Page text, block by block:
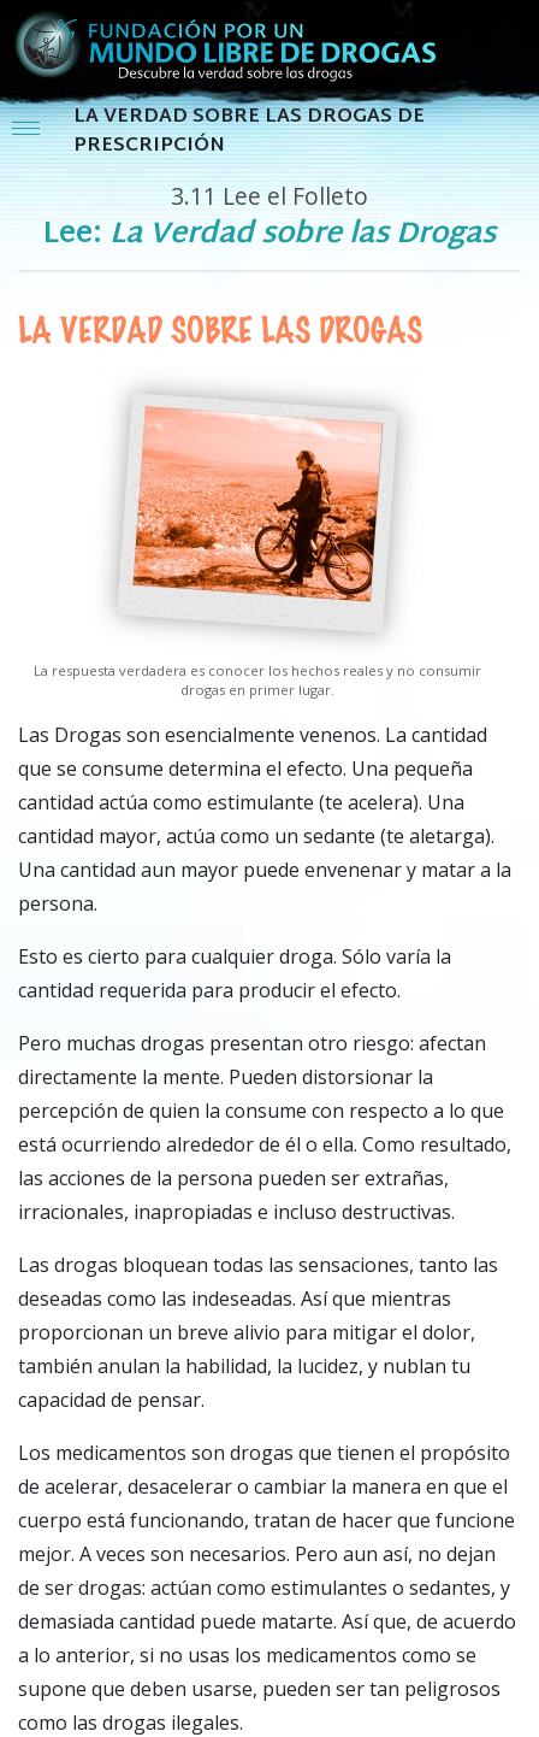
LA VERDAD SOBRE LAS DROGAS DE
PRESCRIPCIÓN
3.11 Lee el Folleto
Lee: La Verdad sobre las Drogas
LA VERDAD SOBRE LAS DROGAS
La respuesta verdadera es conocer los hechos reales y no consumir
drogas en primer lugar.
Las Drogas son esencialmente venenos. La cantidad
que se consume determina el efecto. Una pequeña
cantidad actúa como estimulante (te acelera). Una
cantidad mayor, actúa como un sedante (te aletarga).
Una cantidad aun mayor puede envenenar y matar a la
persona.
Esto es cierto para cualquier droga. Sólo varía la
cantidad requerida para producir el efecto.
Pero muchas drogas presentan otro riesgo: afectan
directamente la mente. Pueden distorsionar la
percepción de quien la consume con respecto a lo que
está ocurriendo alrededor de él o ella. Como resultado,
las acciones de la persona pueden ser extrañas,
irracionales, inapropiadas e incluso destructivas.
Las drogas bloquean todas las sensaciones, tanto las
deseadas como las indeseadas. Así que mientras
proporcionan un breve alivio para mitigar el dolor,
también anulan la habilidad, la lucidez, y nublan tu
capacidad de pensar.
Los medicamentos son drogas que tienen el propósito
de acelerar, desacelerar o cambiar la manera en que el
cuerpo está funcionando, tratan de hacer que funcione
mejor. A veces son necesarios. Pero aun así, no dejan
de ser drogas: actúan como estimulantes o sedantes, y
demasiada cantidad puede matarte. Así que, de acuerdo
a lo anterior, si no usas los medicamentos como se
supone que deben usarse, pueden ser tan peligrosos
como las drogas ilegales.